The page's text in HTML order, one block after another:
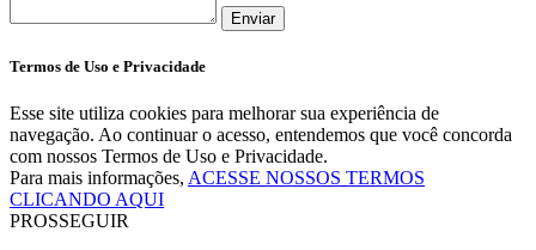
Enviar
Termos de Uso e Privacidade
Esse site utiliza cookies para melhorar sua experiência de
navegação. Ao continuar o acesso, entendemos que você concorda
com nossos Termos de Uso e Privacidade.
Para mais informações, ACESSE NOSSOS TERMOS
CLICANDO AQUI
PROSSEGUIR